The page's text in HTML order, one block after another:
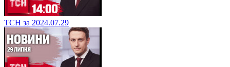
ТСН за 2024.07.29